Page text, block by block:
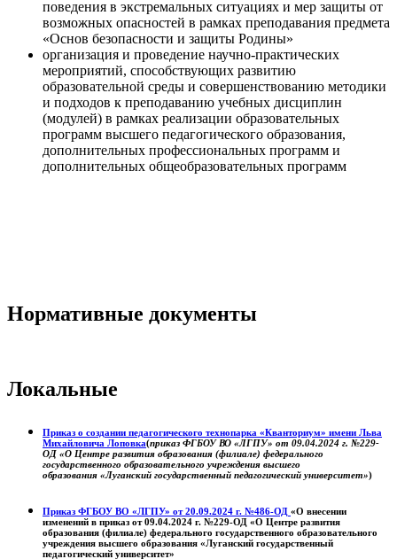
поведения в экстремальных ситуациях и мер защиты от
возможных опасностей в рамках преподавания предмета
«Основ безопасности и защиты Родины»
организация и проведение научно-практических
мероприятий, способствующих развитию
образовательной среды и совершенствованию методики
и подходов к преподаванию учебных дисциплин
(модулей) в рамках реализации образовательных
программ высшего педагогического образования,
дополнительных профессиональных программ и
дополнительных общеобразовательных программ
Нормативные документы
Локальные
Приказ о создании педагогического технопарка «Кванториум» имени Льва
Михайловича Лоповка(приказ ФГБОУ ВО «ЛГПУ» от 09.04.2024 г. №229-
ОД «О Центре развития образования (филиале) федерального
государственного образовательного учреждения высшего
образования «Луганский государственный педагогический университет»)
Приказ ФГБОУ ВО «ЛГПУ» от 20.09.2024 г. №486-ОД «О внесении
изменений в приказ от 09.04.2024 г. №229-ОД «О Центре развития
образования (филиале) федерального государственного образовательного
учреждения высшего образования «Луганский государственный
педагогический университет»